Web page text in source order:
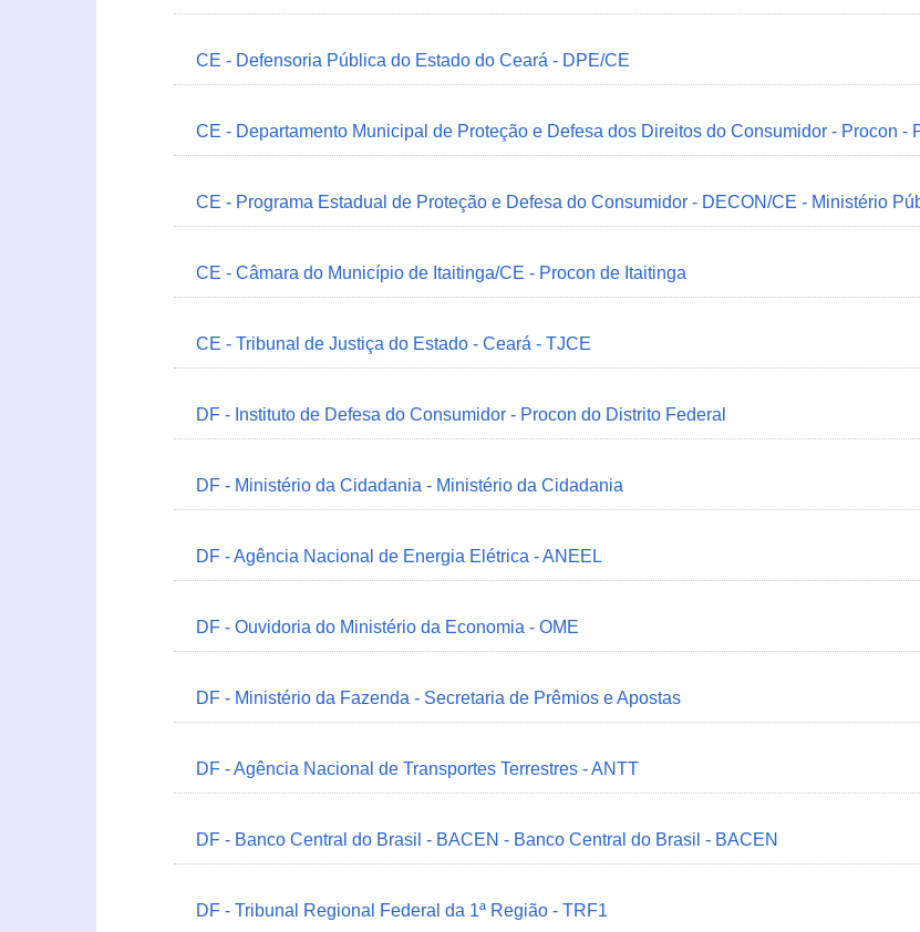
CE - Defensoria Pública do Estado do Ceará - DPE/CE
CE - Departamento Municipal de Proteção e Defesa dos Direitos do Consumidor - Procon -
CE - Programa Estadual de Proteção e Defesa do Consumidor - DECON/CE - Ministério
CE - Câmara do Município de Itaitinga/CE - Procon de Itaitinga
CE - Tribunal de Justiça do Estado - Ceará - TJCE
DF - Instituto de Defesa do Consumidor - Procon do Distrito Federal
DF - Ministério da Cidadania - Ministério da Cidadania
DF - Agência Nacional de Energia Elétrica - ANEEL
DF - Ouvidoria do Ministério da Economia - OME
DF - Ministério da Fazenda - Secretaria de Prêmios e Apostas
DF - Agência Nacional de Transportes Terrestres - ANTT
DF - Banco Central do Brasil - BACEN - Banco Central do Brasil - BACEN
DF - Tribunal Regional Federal da 1ª Região - TRF1